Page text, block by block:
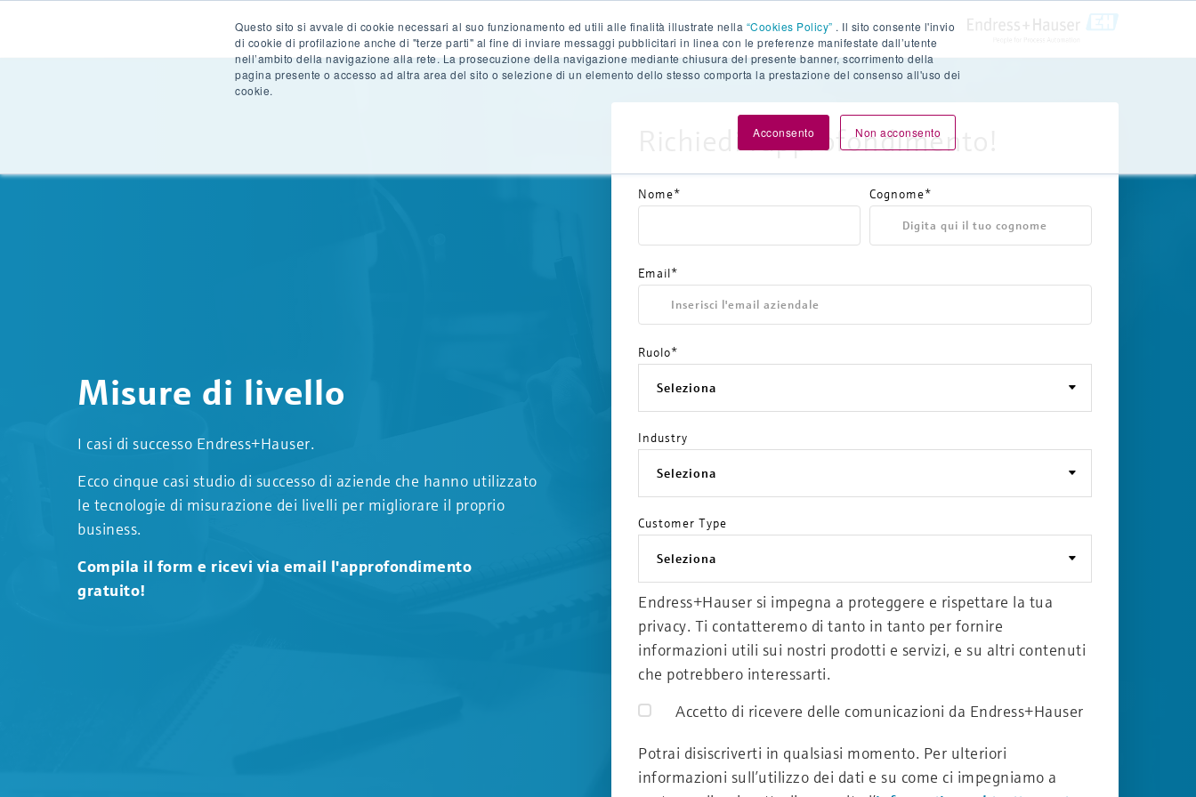
Questo sito si avvale di cookie necessari al suo funzionamento ed utili alle finalità illustrate nella “Cookies Policy” . Il sito consente l'invio
di cookie di profilazione anche di "terze parti" al fine di inviare messaggi pubblicitari in linea con le preferenze manifestate dall’utente
nell’ambito della navigazione alla rete. La prosecuzione della navigazione mediante chiusura del presente banner, scorrimento della
pagina presente o accesso ad altra area del sito o selezione di un elemento dello stesso comporta la prestazione del consenso all'uso dei
cookie.
Acconsento Non acconsento
Misure di livello
I casi di successo Endress+Hauser.
Ecco cinque casi studio di successo di aziende che hanno utilizzato
le tecnologie di misurazione dei livelli per migliorare il proprio
business.
Compila il form e ricevi via email l'approfondimento
gratuito!
Richiedi l'approfondimento!
Nome* Cognome*
Email*
Ruolo*
Industry
Customer Type
Endress+Hauser si impegna a proteggere e rispettare la tua
privacy. Ti contatteremo di tanto in tanto per fornire
informazioni utili sui nostri prodotti e servizi, e su altri contenuti
che potrebbero interessarti.
Accetto di ricevere delle comunicazioni da Endress+Hauser
Potrai disiscriverti in qualsiasi momento. Per ulteriori
informazioni sull’utilizzo dei dati e su come ci impegniamo a